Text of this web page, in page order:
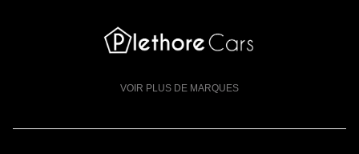
VOIR PLUS DE MARQUES